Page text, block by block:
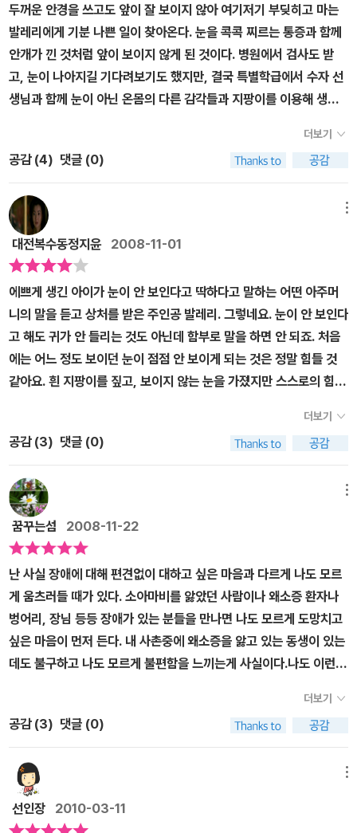
두꺼운 안경을 쓰고도 앞이 잘 보이지 않아 여기저기 부딪히고 마는
발레리에게 기분 나쁜 일이 찾아온다. 눈을 콕콕 찌르는 통증과 함께
안개가 낀 것처럼 앞이 보이지 않게 된 것이다. 병원에서 검사도 받
고, 눈이 나아지길 기다려보기도 했지만, 결국 특별학급에서 수자 선
생님과 함께 눈이 아닌 온몸의 다른 감각들과 지팡이를 이용해 생활
기도 하지만, 자신의 처지를 인정하고 긍정적으로 적응하는 발레리의
모습을 통해 시각장애인에 대한 공감과 이해를 더할 수 있다.
더보기
공감 (4) 댓글 (0)
대전복수동정지윤2008-11-01
에쁘게 생긴 아이가 눈이 안 보인다고 딱하다고 말하는 어떤 아주머
니의 말을 듣고 상처를 받은 주인공 발레리. 그렇네요. 눈이 안 보인다
고 해도 귀가 안 들리는 것도 아닌데 함부로 말을 하면 안 되죠. 처음
에는 어느 정도 보이던 눈이 점점 안 보이게 되는 것은 정말 힘들 것
같아요. 흰 지팡이를 짚고, 보이지 않는 눈을 가졌지만 스스로의 힘으
네요.발레리와 수자 선생님의 말씀처럼, '내가 배우고 있는 것중 가장
중요한 것은 스스로 판단하는 법이다.' 옳은 말씀입니다.눈으로 보는
것말고도 볼 수 있는 방법은 많다고 하네요. 발레리의 긍정적인 모습
을 보니, 발레리는 앞으로 정상인보다 더 열심히, 행복하고 아름답게
자신의 삶을 가꿀 것 같아요. ^^장애인에 대한 편견, 섣부른 동정심은
옳지 않다고 알려주고 있네요.
더보기
공감 (3) 댓글 (0)
꿈꾸는섬 2008-11-22
난 사실 장애에 대해 편견없이 대하고 싶은 마음과 다르게 나도 모르
게 움츠러들 때가 있다. 소아마비를 앓았던 사람이나 왜소증 환자나
벙어리, 장님 등등 장애가 있는 분들을 만나면 나도 모르게 도망치고
싶은 마음이 먼저 든다. 내 사촌중에 왜소증을 앓고 있는 동생이 있는
데도 불구하고 나도 모르게 불편함을 느끼는게 사실이다.나도 이런데
장애우를 놀리는 걸 목격하기도 했었다. 뭐라고 따끔하게 얘기를 한
다고는 했지만 나도 모르게 동정을 하고 있었다. 그들을 피하고 싶었
던 건 그들에게 내가 저지를 수 있는 실수를 줄이고 싶어서였을지도
모른다. 똑같은 사람으로 생각하고 대해야 하는데도 불구하고 늘 불
편하니까 그들을 동정해야되는게 아닐까 그들을 먼저 배려해야하는
게 아닐까 하는 마음에 나도 모르게 상처를 주기도 하기 때문이다.이
더보기
공감 (3) 댓글 (0)
선인장 2010-03-11